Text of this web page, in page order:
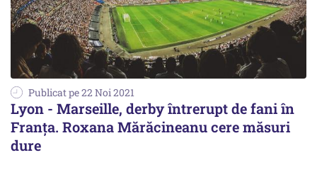
Publicat pe 22 Noi 2021
Lyon - Marseille, derby întrerupt de fani în
Franţa. Roxana Mărăcineanu cere măsuri
dure